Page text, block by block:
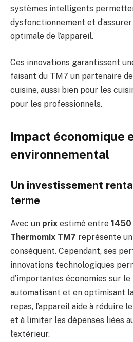
systèmes intelligents
dysfonctionnement et
optimale de l’appareil.
Ces innovations garantissent
faisant du TM7 un partenaire
cuisine, aussi bien pour les
pour les professionnels.
Impact économique
environnemental
Un investissement
terme
Avec un prix estimé entre
Thermomix TM7 représente
conséquent. Cependant, ses
innovations technologiques
d’importantes économies sur
automatisant et en optimisant
repas, l’appareil aide à réduire
et à limiter les dépenses liées
l’extérieur.